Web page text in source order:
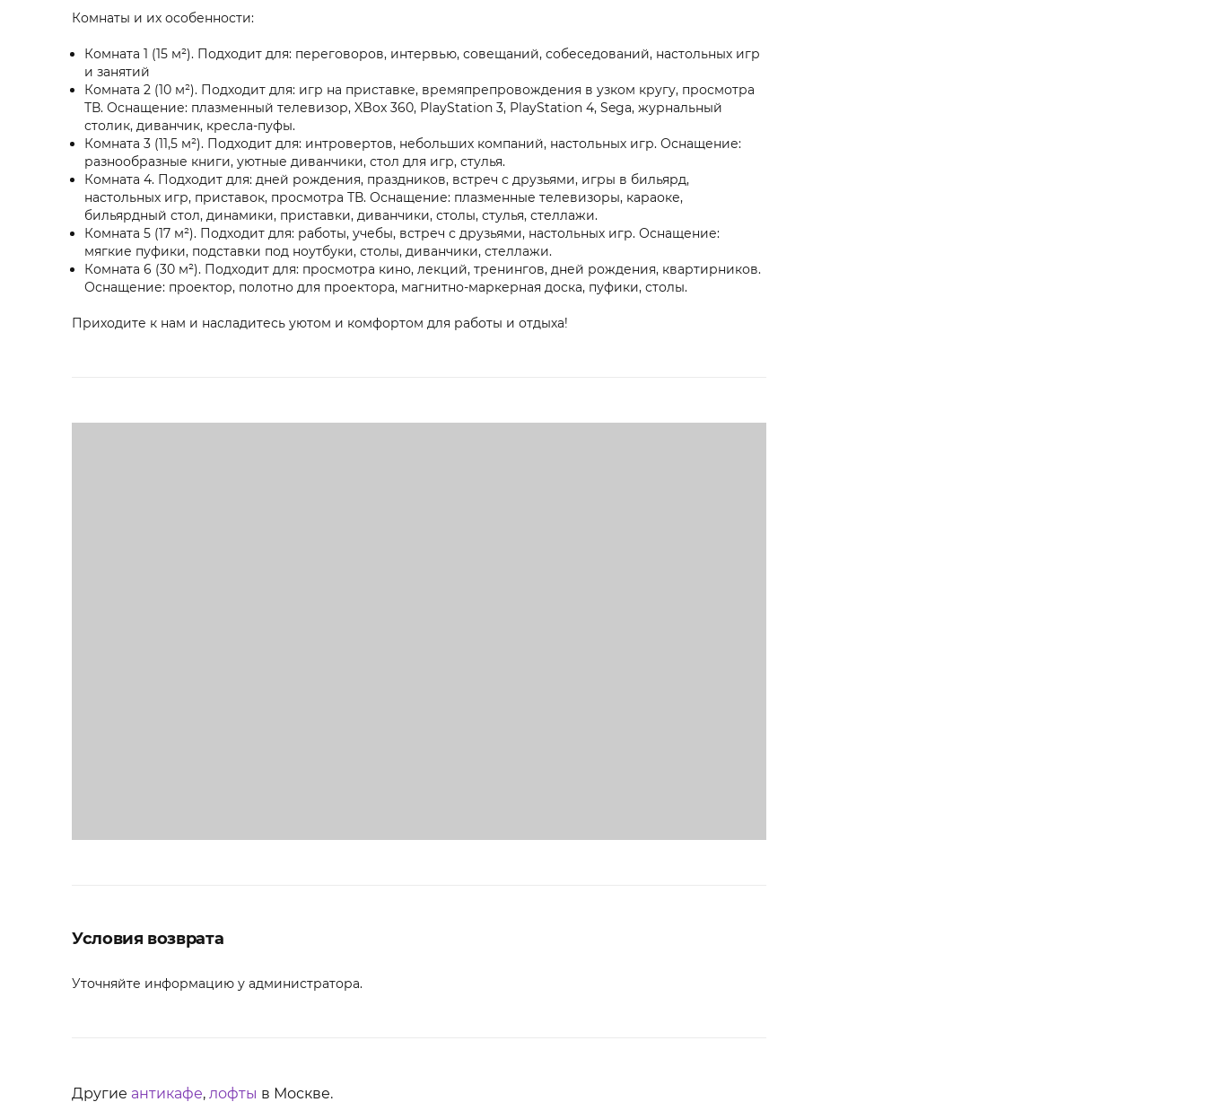
Комнаты и их особенности:
Комната 1 (15 м²). Подходит для: переговоров, интервью, совещаний, собеседований, настольных игр
и занятий
Комната 2 (10 м²). Подходит для: игр на приставке, времяпрепровождения в узком кругу, просмотра
ТВ. Оснащение: плазменный телевизор, XBox 360, PlayStation 3, PlayStation 4, Sega, журнальный
столик, диванчик, кресла-пуфы.
Комната 3 (11,5 м²). Подходит для: интровертов, небольших компаний, настольных игр. Оснащение:
разнообразные книги, уютные диванчики, стол для игр, стулья.
Комната 4. Подходит для: дней рождения, праздников, встреч с друзьями, игры в бильярд,
настольных игр, приставок, просмотра ТВ. Оснащение: плазменные телевизоры, караоке,
бильярдный стол, динамики, приставки, диванчики, столы, стулья, стеллажи.
Комната 5 (17 м²). Подходит для: работы, учебы, встреч с друзьями, настольных игр. Оснащение:
мягкие пуфики, подставки под ноутбуки, столы, диванчики, стеллажи.
Комната 6 (30 м²). Подходит для: просмотра кино, лекций, тренингов, дней рождения, квартирников.
Оснащение: проектор, полотно для проектора, магнитно-маркерная доска, пуфики, столы.
Приходите к нам и насладитесь уютом и комфортом для работы и отдыха!
Условия возврата
Уточняйте информацию у администратора.
Другие антикафе, лофты в Москве.